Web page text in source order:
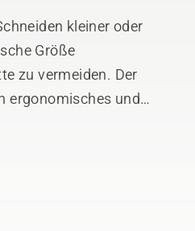
kleiner oder
Größe
zu vermeiden. Der
ergonomisches und